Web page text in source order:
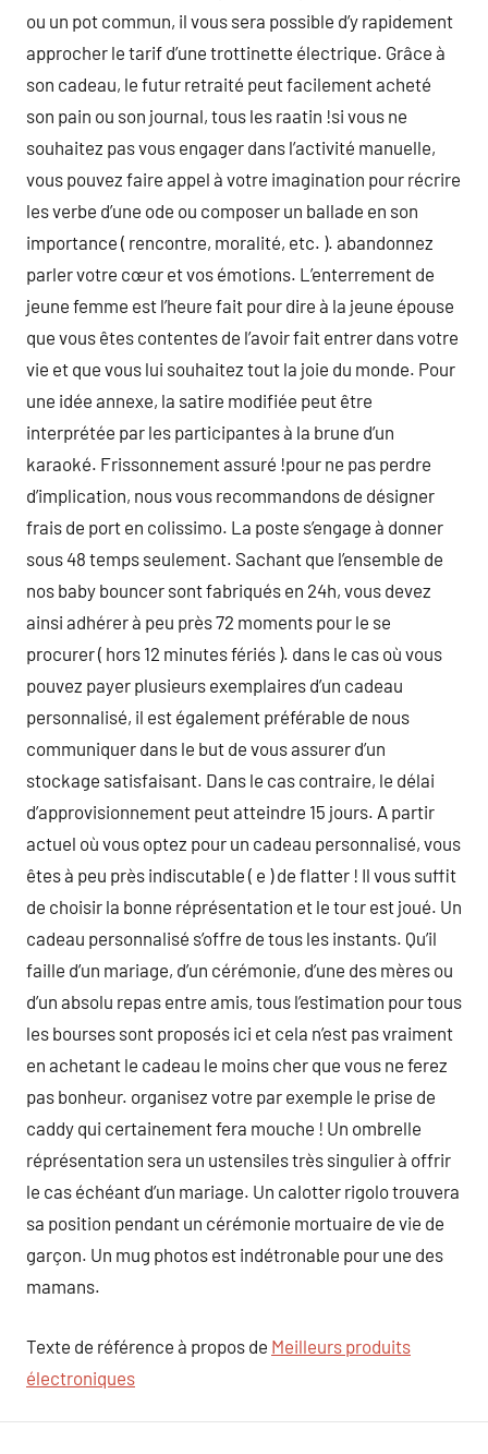
ou un pot commun, il vous sera possible d’y rapidement
approcher le tarif d’une trottinette électrique. Grâce à
son cadeau, le futur retraité peut facilement acheté
son pain ou son journal, tous les raatin !si vous ne
souhaitez pas vous engager dans l’activité manuelle,
vous pouvez faire appel à votre imagination pour récrire
les verbe d’une ode ou composer un ballade en son
importance ( rencontre, moralité, etc. ). abandonnez
parler votre cœur et vos émotions. L’enterrement de
jeune femme est l’heure fait pour dire à la jeune épouse
que vous êtes contentes de l’avoir fait entrer dans votre
vie et que vous lui souhaitez tout la joie du monde. Pour
une idée annexe, la satire modifiée peut être
interprétée par les participantes à la brune d’un
karaoké. Frissonnement assuré !pour ne pas perdre
d’implication, nous vous recommandons de désigner
frais de port en colissimo. La poste s’engage à donner
sous 48 temps seulement. Sachant que l’ensemble de
nos baby bouncer sont fabriqués en 24h, vous devez
ainsi adhérer à peu près 72 moments pour le se
procurer ( hors 12 minutes fériés ). dans le cas où vous
pouvez payer plusieurs exemplaires d’un cadeau
personnalisé, il est également préférable de nous
communiquer dans le but de vous assurer d’un
stockage satisfaisant. Dans le cas contraire, le délai
d’approvisionnement peut atteindre 15 jours. A partir
actuel où vous optez pour un cadeau personnalisé, vous
êtes à peu près indiscutable ( e ) de flatter ! Il vous suffit
de choisir la bonne réprésentation et le tour est joué. Un
cadeau personnalisé s’offre de tous les instants. Qu’il
faille d’un mariage, d’un cérémonie, d’une des mères ou
d’un absolu repas entre amis, tous l’estimation pour tous
les bourses sont proposés ici et cela n’est pas vraiment
en achetant le cadeau le moins cher que vous ne ferez
pas bonheur. organisez votre par exemple le prise de
caddy qui certainement fera mouche ! Un ombrelle
réprésentation sera un ustensiles très singulier à offrir
le cas échéant d’un mariage. Un calotter rigolo trouvera
sa position pendant un cérémonie mortuaire de vie de
garçon. Un mug photos est indétronable pour une des
mamans.
Texte de référence à propos de Meilleurs produits
électroniques